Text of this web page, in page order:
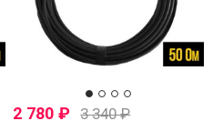
2 780₽ 3 340₽